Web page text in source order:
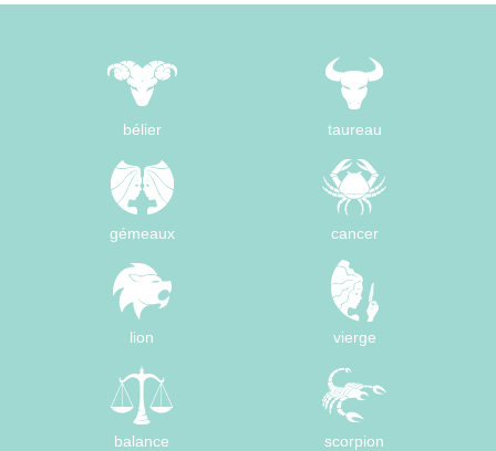
bélier taureau
gémeaux cancer
lion vierge
balance scorpion